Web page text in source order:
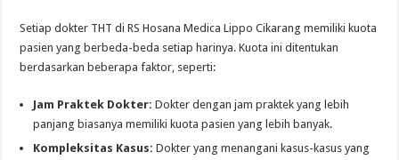
Setiap dokter THT di RS Hosana Medica Lippo Cikarang memiliki kuota
pasien yang berbeda-beda setiap harinya. Kuota ini ditentukan
berdasarkan beberapa faktor, seperti:
Jam Praktek Dokter: Dokter dengan jam praktek yang lebih
panjang biasanya memiliki kuota pasien yang lebih banyak.
Kompleksitas Kasus: Dokter yang menangani kasus-kasus yang